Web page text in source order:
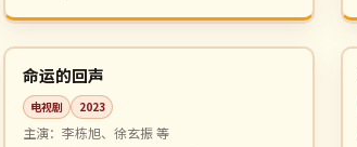
韩国
4K 12:25
命运的回声
电视剧 2023
主演： 李栋旭、徐玄振 等